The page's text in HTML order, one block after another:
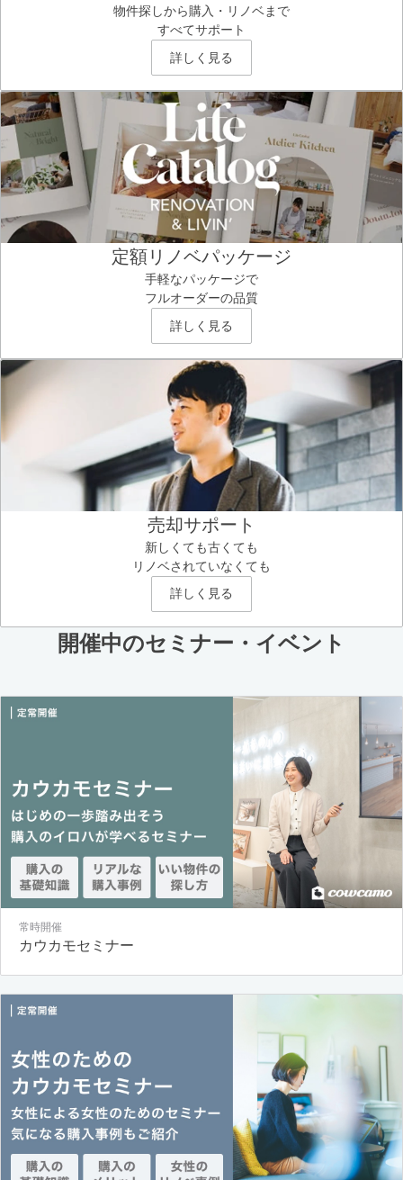
物件探しから購入・リノベまで
すべてサポート
詳しく見る
定額リノベパッケージ
手軽なパッケージで
フルオーダーの品質
詳しく見る
売却サポート
新しくても古くても
リノベされていなくても
詳しく見る
開催中のセミナー・イベント
常時開催
カウカモセミナー